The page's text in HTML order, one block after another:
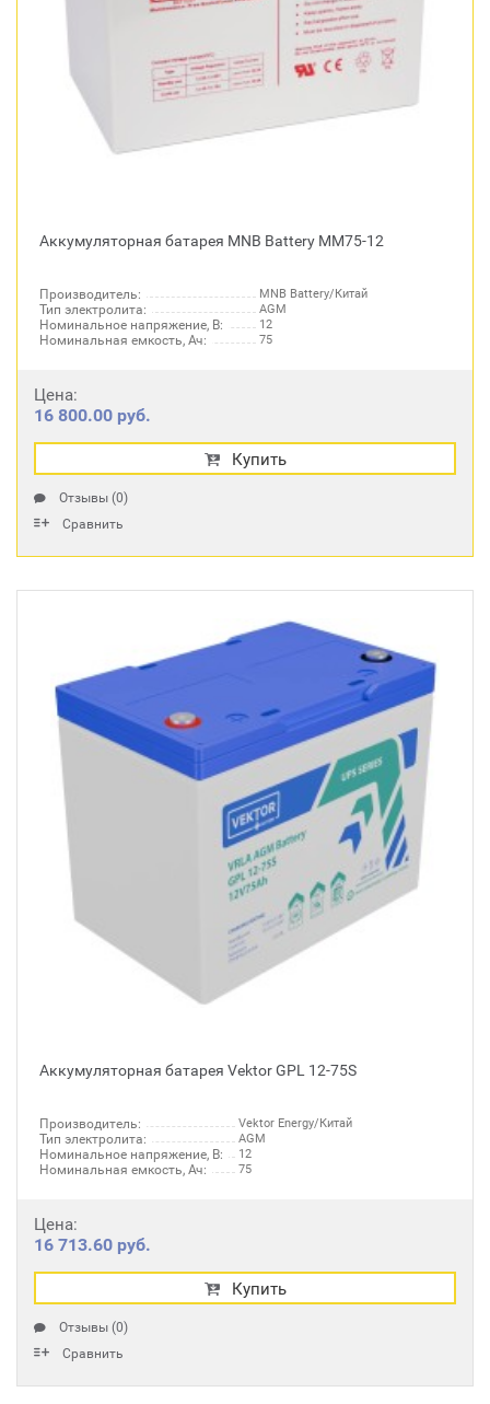
Аккумуляторная батарея MNB Battery MM75-12
Производитель: MNB Battery/Китай
Тип электролита: AGM
Номинальное напряжение, В: 12
Номинальная емкость, Ач: 75
Цена:
16 800.00 руб.
Купить
Отзывы (0)
Сравнить
Аккумуляторная батарея Vektor GPL 12-75S
Производитель: Vektor Energy/Китай
Тип электролита: AGM
Номинальное напряжение, В: 12
Номинальная емкость, Ач: 75
Цена:
16 713.60 руб.
Купить
Отзывы (0)
Сравнить